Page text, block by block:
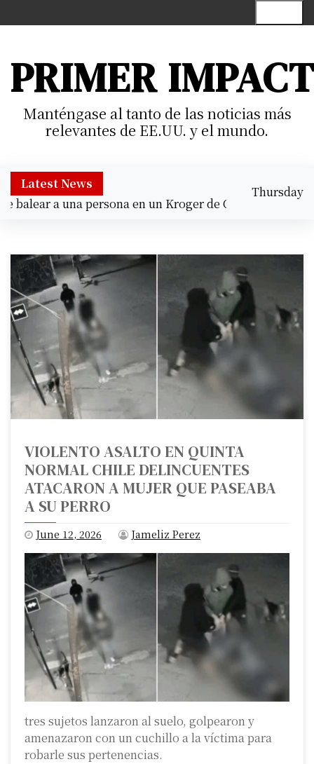
k
PRIMER
Manténgase al tanto de las noticias más
relevantes de EE.UU. y el mundo.
Latest News
a una persona en un Kroger de Cypress |
Prisión
Thursday
VIOLENTO ASALTO EN QUINTA
NORMAL CHILE DELINCUENTES
ATACARON A MUJER QUE PASEABA
A SU PERRO
June 12, 2026 Jameliz Perez
tres sujetos lanzaron al suelo, golpearon y
amenazaron con un cuchillo a la víctima para
robarle sus pertenencias.